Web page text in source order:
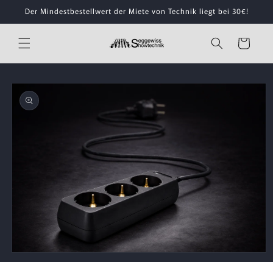
zum
Inhalt
Der Mindestbestellwert der Miete von Technik liegt bei 30€!
Warenkorb